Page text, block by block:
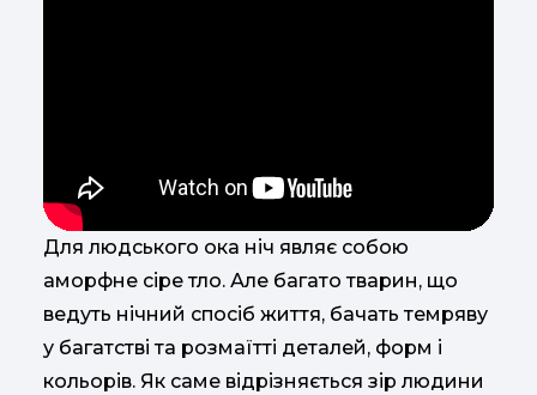
Для людського ока ніч являє собою
аморфне сіре тло. Але багато тварин, що
ведуть нічний спосіб життя, бачать темряву
у багатстві та розмаїтті деталей, форм і
кольорів. Як саме відрізняється зір людини